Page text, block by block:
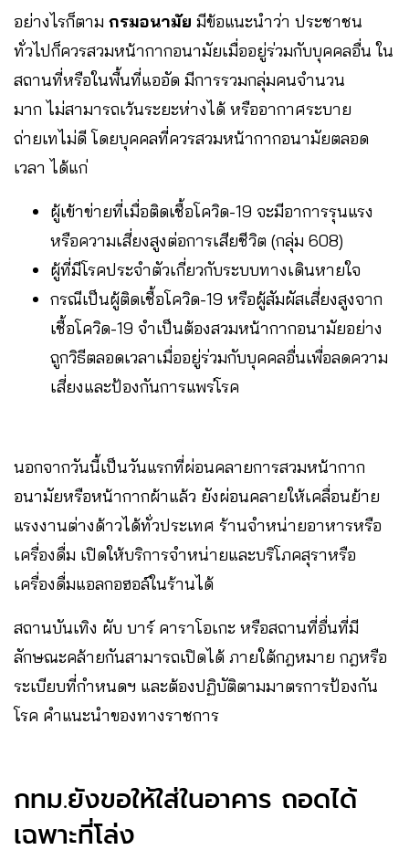
อย่างไรก็ตาม กรมอนามัย มีข้อแนะนำว่า ประชาชน
ทั่วไปก็ควรสวมหน้ากากอนามัยเมื่ออยู่ร่วมกับบุคคลอื่น ใน
สถานที่หรือในพื้นที่แออัด มีการรวมกลุ่มคนจำนวน
มาก ไม่สามารถเว้นระยะห่างได้ หรืออากาศระบาย
ถ่ายเทไม่ดี โดยบุคคลที่ควรสวมหน้ากากอนามัยตลอด
เวลา ได้แก่
ผู้เข้าข่ายที่เมื่อติดเชื้อโควิด-19 จะมีอาการรุนแรง
หรือความเสี่ยงสูงต่อการเสียชีวิต (กลุ่ม 608)
ผู้ที่มีโรคประจำตัวเกี่ยวกับระบบทางเดินหายใจ
กรณีเป็นผู้ติดเชื้อโควิด-19 หรือผู้สัมผัสเสี่ยงสูงจาก
เชื้อโควิด-19 จำเป็นต้องสวมหน้ากากอนามัยอย่าง
ถูกวิธีตลอดเวลาเมื่ออยู่ร่วมกับบุคคลอื่นเพื่อลดความ
เสี่ยงและป้องกันการแพร่โรค
นอกจากวันนี้เป็นวันแรกที่ผ่อนคลายการสวมหน้ากาก
อนามัยหรือหน้ากากผ้าแล้ว ยังผ่อนคลายให้เคลื่อนย้าย
แรงงานต่างด้าวได้ทั่วประเทศ ร้านจำหน่ายอาหารหรือ
เครื่องดื่ม เปิดให้บริการจำหน่ายและบริโภคสุราหรือ
เครื่องดื่มแอลกอฮอล์ในร้านได้
สถานบันเทิง ผับ บาร์ คาราโอเกะ หรือสถานที่อื่นที่มี
ลักษณะคล้ายกันสามารถเปิดได้ ภายใต้กฎหมาย กฎหรือ
ระเบียบที่กำหนดฯ และต้องปฏิบัติตามมาตรการป้องกัน
โรค คำแนะนำของทางราชการ
กทม.ยังขอให้ใส่ในอาคาร ถอดได้
เฉพาะที่โล่ง